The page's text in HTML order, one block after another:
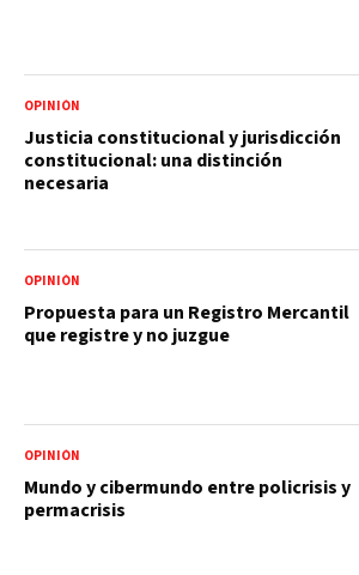
OPINIÓN
Justicia constitucional y jurisdicción
constitucional: una distinción
necesaria
OPINIÓN
Propuesta para un Registro Mercantil
que registre y no juzgue
OPINIÓN
Mundo y cibermundo entre policrisis y
permacrisis